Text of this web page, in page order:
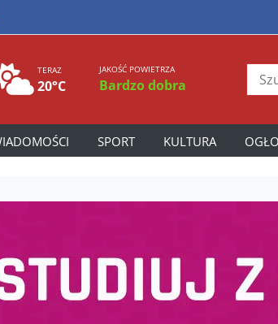
TERAZ
20°C
JAKOŚĆ POWIETRZA
Bardzo dobra
SPORT KULTURA